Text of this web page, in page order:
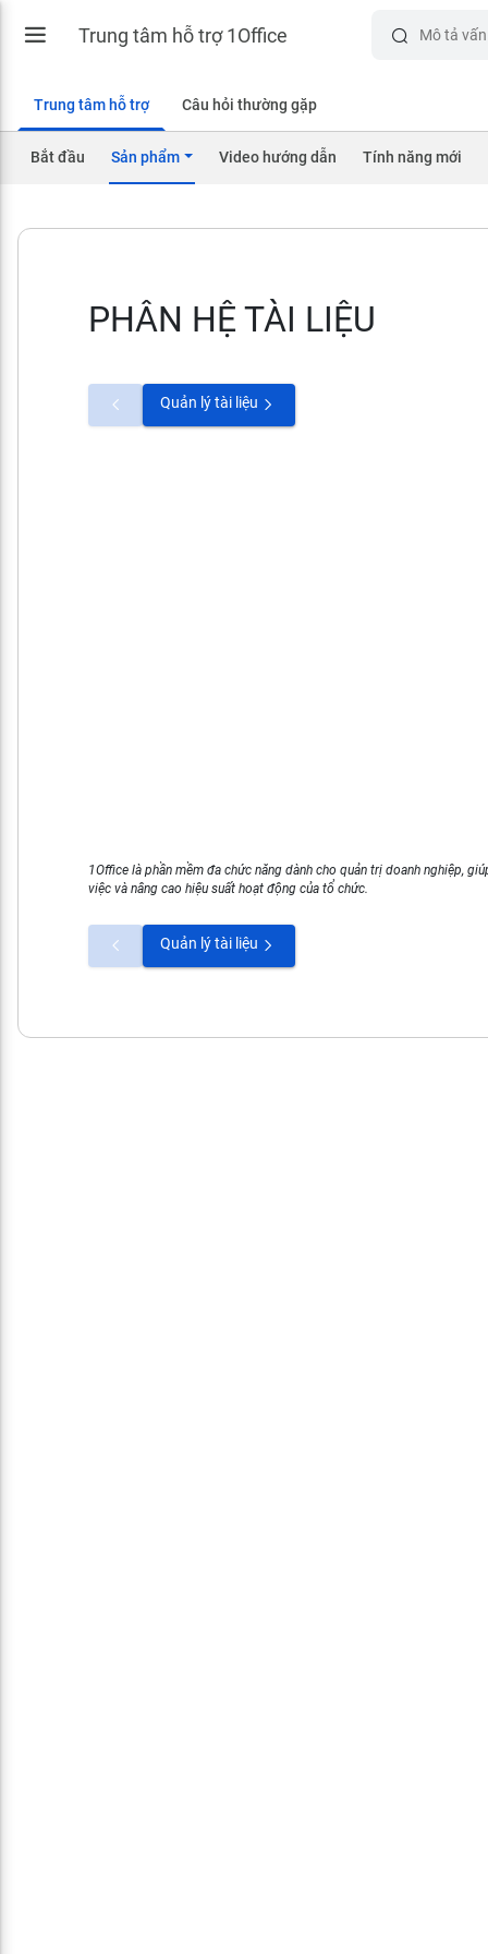
Trung tâm hỗ trợ 1Office
Trung tâm hỗ trợ Câu hỏi thường gặp
Bắt đầu Sản phẩm Video hướng dẫn Tính năng mới
PHÂN HỆ TÀI LIỆU
Quản lý tài liệu
1Office là phần mềm đa chức năng dành cho quản trị doanh nghiệp,
việc và nâng cao hiệu suất hoạt động của tổ chức.
Quản lý tài liệu